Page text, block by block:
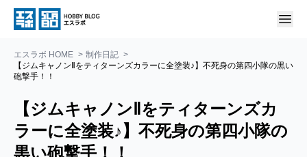
エスラボ HOME
制作日記
【ジムキャノンⅡをティターンズカラーに全塗装♪】不死身の第四小隊の黒い
砲撃手！！
【ジムキャノンⅡをティターンズカ
ラーに全塗装♪】不死身の第四小隊の
黒い砲撃手！！